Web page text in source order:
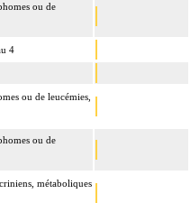
ou de
4
ou de leucémies,
ou de
métaboliques